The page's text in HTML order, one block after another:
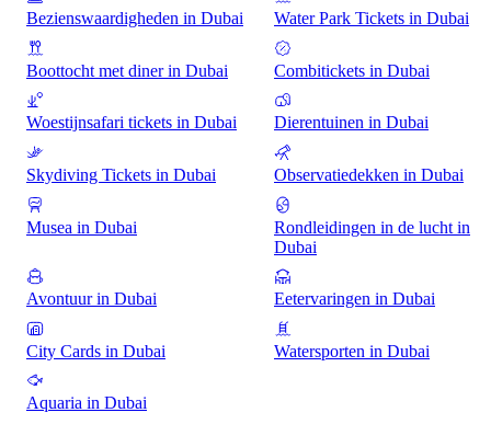
Bezienswaardigheden in Dubai Water Park Tickets in Dubai
Boottocht met diner in Dubai Combitickets in Dubai
Woestijnsafari tickets in Dubai Dierentuinen in Dubai
Skydiving Tickets in Dubai Observatiedekken in Dubai
Musea in Dubai
Rondleidingen in de lucht in
Dubai
Avontuur in Dubai Eetervaringen in Dubai
City Cards in Dubai Watersporten in Dubai
Aquaria in Dubai